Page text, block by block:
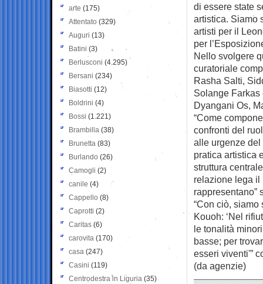
di essere state
artistica. Siamo
artisti per il
per
Nello svolgere
curatoriale
Rasha Salti,
Solange
Dyangani Os,
“Come
confronti del
alle urgenze
pratica artistica
struttura
relazione lega il
rappresentano”
“Con ciò,
Kouoh: ‘Nel
le tonalità
basse; per
esseri viventi'”
(da agenzie)
arte (175)
Attentato (329)
Auguri (13)
Batini (3)
Berlusconi (4.295)
Bersani (234)
Biasotti (12)
Boldrini (4)
Bossi (1.221)
Brambilla (38)
Brunetta (83)
Burlando (26)
Camogli (2)
canile (4)
Cappello (8)
Caprotti (2)
Caritas (6)
carovita (170)
casa (247)
Casini (119)
Centrodestra in Liguria (35)